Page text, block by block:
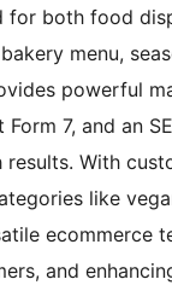
for both food
menu,
powerful
7, and an
With
like
ecommerce
and